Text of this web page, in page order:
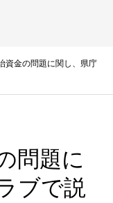
資金の問題に関し、県庁
問題に
ブで説